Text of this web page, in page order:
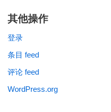
其他操作
登录
条目 feed
评论 feed
WordPress.org